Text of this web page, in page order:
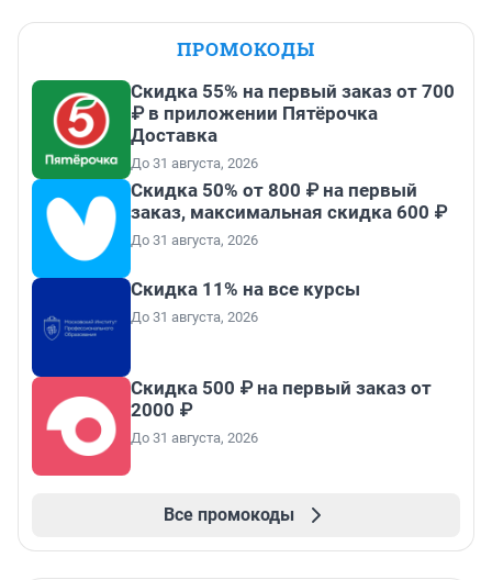
ПРОМОКОДЫ
Скидка 55% на первый заказ от 700
₽ в приложении Пятёрочка
Доставка
До 31 августа, 2026
Скидка 50% от 800 ₽ на первый
заказ, максимальная скидка 600 ₽
До 31 августа, 2026
Скидка 11% на все курсы
До 31 августа, 2026
Скидка 500 ₽ на первый заказ от
2000 ₽
До 31 августа, 2026
Все промокоды